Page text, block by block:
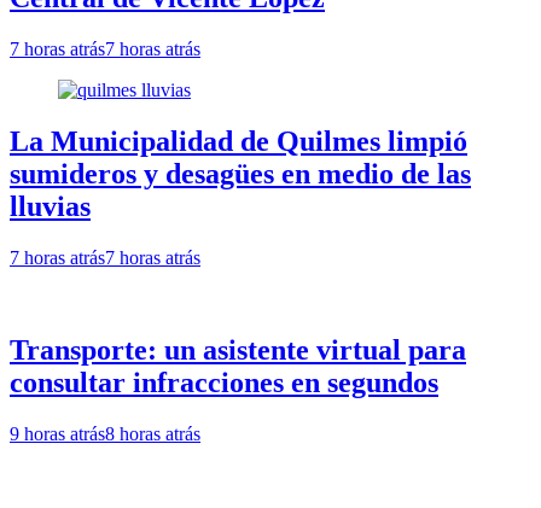
7 horas atrás7 horas atrás
La Municipalidad de Quilmes limpió
sumideros y desagües en medio de las
lluvias
7 horas atrás7 horas atrás
Transporte: un asistente virtual para
consultar infracciones en segundos
9 horas atrás8 horas atrás